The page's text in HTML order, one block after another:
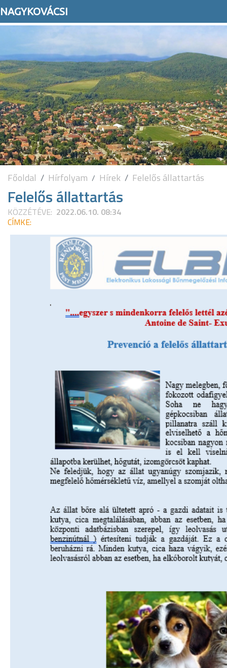
NAGYKOVÁCSI
Főoldal Hírfolyam Hírek Felelős állattartás
Felelős állattartás
KÖZZÉTÉVE: 2022.06.10. 08:34
CÍMKE: